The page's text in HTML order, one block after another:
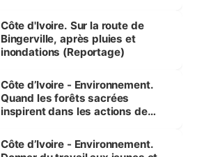
(Alassane Ouattara
Côte d'Ivoire. Sur la route de
Bingerville, après pluies et
inondations (Reportage)
Côte d’Ivoire - Environnement.
Quand les forêts sacrées
inspirent dans les actions de
Côte d’Ivoire - Environnement.